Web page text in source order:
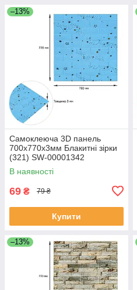
–13%
Самоклеюча 3D панель
700х770х3мм Блакитні зірки
(321) SW-00001342
В наявності
69 ₴ 79 ₴
Купити
–13%